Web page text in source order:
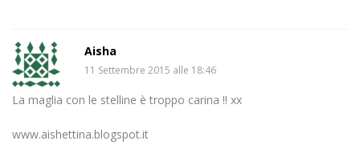
Aisha
11 Settembre 2015 alle 18:46
La maglia con le stelline è troppo carina !! xx
www.aishettina.blogspot.it